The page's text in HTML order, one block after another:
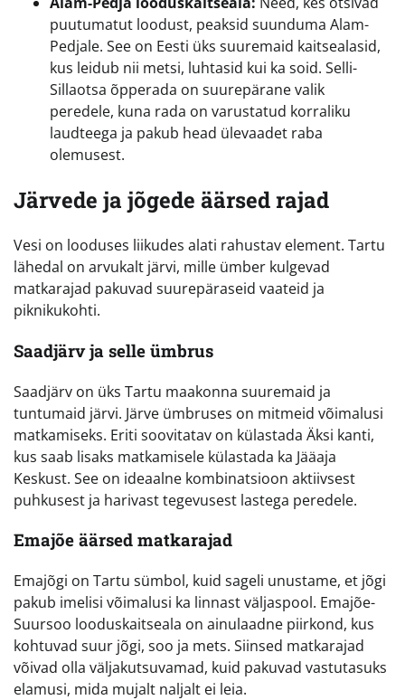
puutumatut loodust, peaksid suunduma Alam-
Pedjale. See on Eesti üks suuremaid kaitsealasid,
kus leidub nii metsi, luhtasid kui ka soid. Selli-
Sillaotsa õpperada on suurepärane valik
peredele, kuna rada on varustatud korraliku
laudteega ja pakub head ülevaadet raba
olemusest.
Järvede ja jõgede äärsed rajad
Vesi on looduses liikudes alati rahustav element. Tartu
lähedal on arvukalt järvi, mille ümber kulgevad
matkarajad pakuvad suurepäraseid vaateid ja
piknikukohti.
Saadjärv ja selle ümbrus
Saadjärv on üks Tartu maakonna suuremaid ja
tuntumaid järvi. Järve ümbruses on mitmeid võimalusi
matkamiseks. Eriti soovitatav on külastada Äksi kanti,
kus saab lisaks matkamisele külastada ka Jääaja
Keskust. See on ideaalne kombinatsioon aktiivsest
puhkusest ja harivast tegevusest lastega peredele.
Emajõe äärsed matkarajad
Emajõgi on Tartu sümbol, kuid sageli unustame, et jõgi
pakub imelisi võimalusi ka linnast väljaspool. Emajõe-
Suursoo looduskaitseala on ainulaadne piirkond, kus
kohtuvad suur jõgi, soo ja mets. Siinsed matkarajad
võivad olla väljakutsuvamad, kuid pakuvad vastutasuks
elamusi, mida mujalt naljalt ei leia.